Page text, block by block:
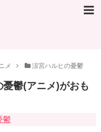
メ 涼宮ハルヒの憂鬱
憂鬱(アニメ)がおも
鬱